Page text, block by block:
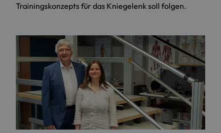
Trainingskonzepts für das Kniegelenk soll folgen.